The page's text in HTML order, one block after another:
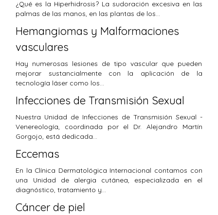
¿Qué es la Hiperhidrosis? La sudoración excesiva en las
palmas de las manos, en las plantas de los…
Hemangiomas y Malformaciones
vasculares
Hay numerosas lesiones de tipo vascular que pueden
mejorar sustancialmente con la aplicación de la
tecnología láser como los…
Infecciones de Transmisión Sexual
Nuestra Unidad de Infecciones de Transmisión Sexual -
Venereología, coordinada por el Dr. Alejandro Martín
Gorgojo, está dedicada…
Eccemas
En la Clínica Dermatológica Internacional contamos con
una Unidad de alergia cutánea, especializada en el
diagnóstico, tratamiento y…
Cáncer de piel